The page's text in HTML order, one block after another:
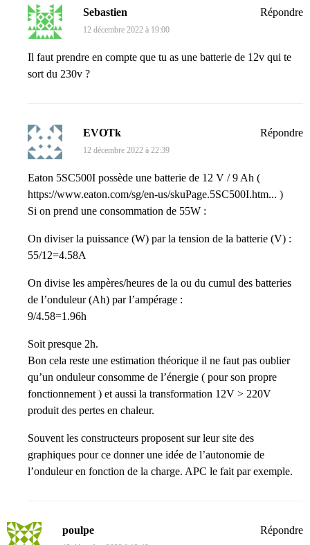
Sebastien
12 décembre 2022 à 19:00
Il faut prendre en compte que tu as une batterie de 12v qui te
sort du 230v ?
Répondre
EVOTk
12 décembre 2022 à 22:39
Eaton 5SC500I possède une batterie de 12 V / 9 Ah (
https://www.eaton.com/sg/en-us/skuPage.5SC500I.htm... )
Si on prend une consommation de 55W :
On diviser la puissance (W) par la tension de la batterie (V) :
55/12=4.58A
On divise les ampères/heures de la ou du cumul des batteries
de l’onduleur (Ah) par l’ampérage :
9/4.58=1.96h
Soit presque 2h.
Bon cela reste une estimation théorique il ne faut pas oublier
qu’un onduleur consomme de l’énergie ( pour son propre
fonctionnement ) et aussi la transformation 12V > 220V
produit des pertes en chaleur.
Souvent les constructeurs proposent sur leur site des
graphiques pour ce donner une idée de l’autonomie de
l’onduleur en fonction de la charge. APC le fait par exemple.
Répondre
poulpe Répondre